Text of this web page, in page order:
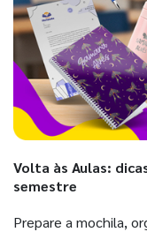
Volta às Aulas:
semestre
Prepare a mochila,